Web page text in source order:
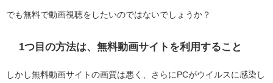
でも無料で動画視聴をしたいのではないでしょうか？
1つ目の方法は、無料動画サイトを利用すること
しかし無料動画サイトの画質は悪く、さらにPCがウイルスに感染し